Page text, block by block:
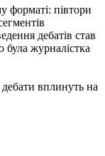
форматі: півтори
дебатів став
журналістка
дебати вплинуть на